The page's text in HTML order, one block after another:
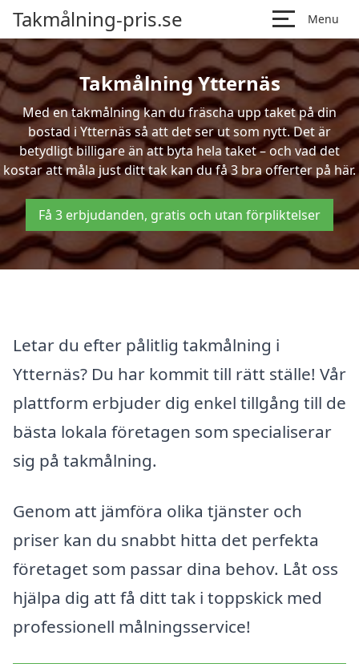
Takmålning-pris.se Menu
Takmålning Ytternäs
Med en takmålning kan du fräscha upp taket på din
bostad i Ytternäs så att det ser ut som nytt. Det är
betydligt billigare än att byta hela taket – och vad det
kostar att måla just ditt tak kan du få 3 bra offerter på här.
Få 3 erbjudanden, gratis och utan förpliktelser
Letar du efter pålitlig takmålning i
Ytternäs? Du har kommit till rätt ställe! Vår
plattform erbjuder dig enkel tillgång till de
bästa lokala företagen som specialiserar
sig på takmålning.
Genom att jämföra olika tjänster och
priser kan du snabbt hitta det perfekta
företaget som passar dina behov. Låt oss
hjälpa dig att få ditt tak i toppskick med
professionell målningsservice!